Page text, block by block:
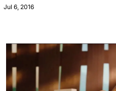
Jul 6, 2016